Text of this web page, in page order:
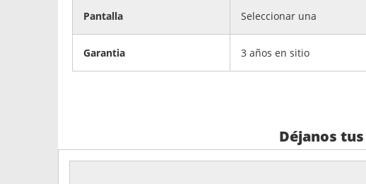
Pantalla Seleccionar una
Garantia 3 años en sitio
Déjanos